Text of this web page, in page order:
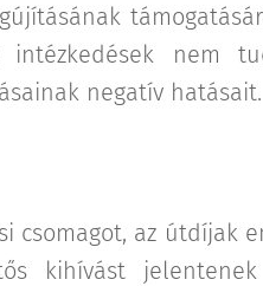
nem
negatív hatásait.
csomagot, az útdíjak
kihívást